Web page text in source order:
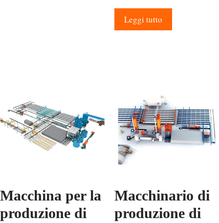
Leggi tutto
Macchina per la
produzione di
Macchinario di
produzione di